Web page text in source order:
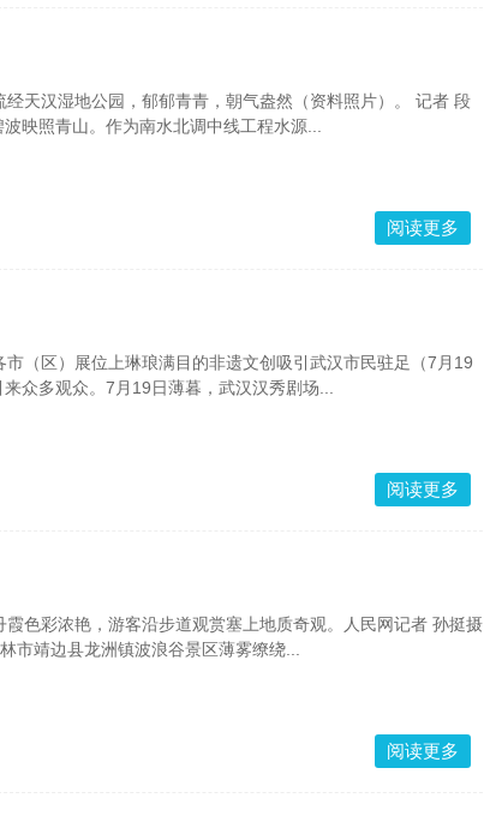
天汉湿地公园，郁郁青青，朝气盎然（资料照片）。 记者 段
映照青山。作为南水北调中线工程水源...
阅读更多
（区）展位上琳琅满目的非遗文创吸引武汉市民驻足（7月19
众多观众。7月19日薄暮，武汉汉秀剧场...
阅读更多
色彩浓艳，游客沿步道观赏塞上地质奇观。人民网记者 孙挺摄
市靖边县龙洲镇波浪谷景区薄雾缭绕...
阅读更多